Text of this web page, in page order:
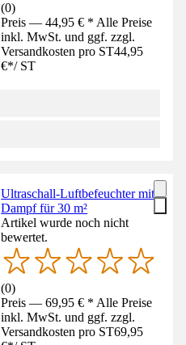
(0)
Preis — 44,95 € * Alle Preise
inkl. MwSt. und ggf. zzgl.
Versandkosten pro ST44,95
€*/ ST
Ultraschall-Luftbefeuchter mit
Dampf für 30 m²
Artikel wurde noch nicht
bewertet.
(0)
Preis — 69,95 € * Alle Preise
inkl. MwSt. und ggf. zzgl.
Versandkosten pro ST69,95